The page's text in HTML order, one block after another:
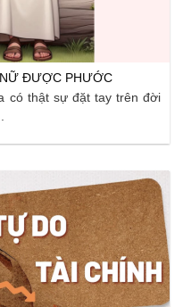
ĐƯỢC PHƯỚC
có thật sự đặt tay trên đời